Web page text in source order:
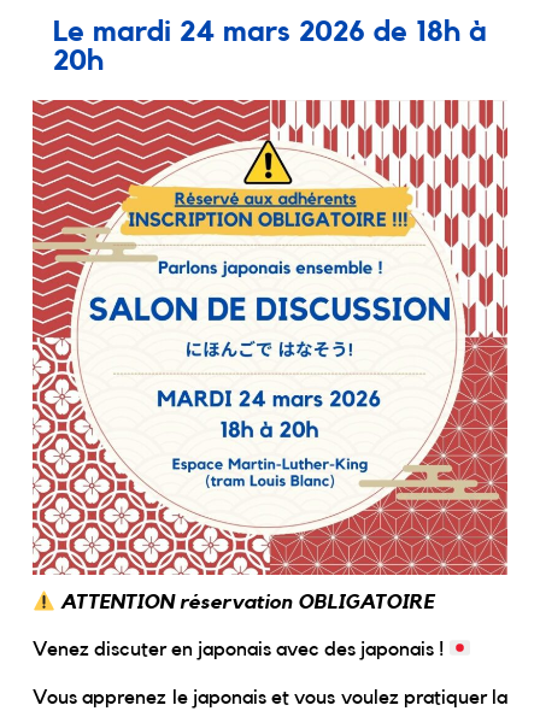
Le mardi 24 mars 2026 de 18h à
20h
ATTENTION réservation OBLIGATOIRE
Venez discuter en japonais avec des japonais !
Vous apprenez le japonais et vous voulez pratiquer la